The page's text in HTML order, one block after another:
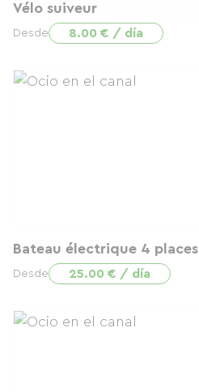
Vélo suiveur
Desde 8.00 € / día
Bateau électrique 4 places
Desde 25.00 € / día